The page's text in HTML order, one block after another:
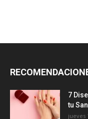
7
tu
jueves